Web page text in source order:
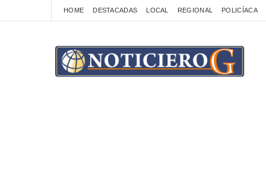
HOME DESTACADAS LOCAL REGIONAL POLICÍACA